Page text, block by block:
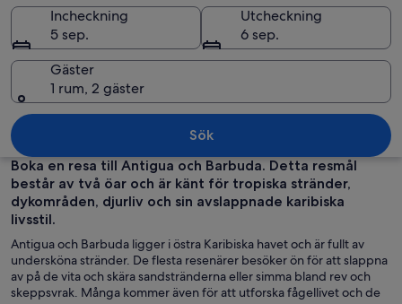
Barbuda
En strand med kristallklart turkost
Incheckning
5 sep.
Utcheckning
6 sep.
Gäster
1 rum, 2 gäster
Sök
Boka en resa till Antigua och Barbuda. Detta resmål
består av två öar och är känt för tropiska stränder,
dykområden, djurliv och sin avslappnade karibiska
livsstil.
Antigua och Barbuda ligger i östra Karibiska havet och är fullt av
undersköna stränder. De flesta resenärer besöker ön för att slappna
av på de vita och skära sandstränderna eller simma bland rev och
skeppsvrak. Många kommer även för att utforska fågellivet och de